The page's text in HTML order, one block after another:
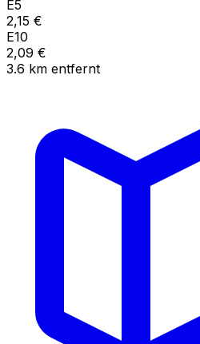
E5
2,15 €
E10
2,09 €
3.6 km entfernt